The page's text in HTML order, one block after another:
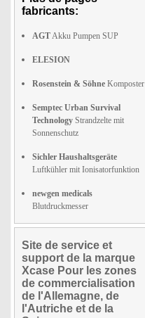
fabricants:
AGTAkku Pumpen SUP
ELESION
Rosenstein & Söhne Komposter
Semptec Urban Survival
Technology Strandzelte mit
Sonnenschutz
Sichler Haushaltsgeräte
Luftkühler mit Ionisatorfunktion
newgen medicals
Blutdruckmesser
Site de service et
support de la marque
Xcase Pour les zones
de commercialisation
de l'Allemagne, de
l'Autriche et de la